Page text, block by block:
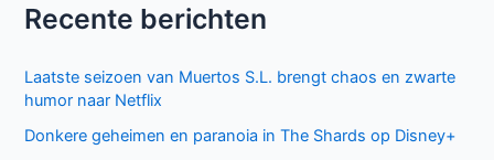
Recente berichten
Laatste seizoen van Muertos S.L. brengt chaos en zwarte
humor naar Netflix
Donkere geheimen en paranoia in The Shards op Disney+